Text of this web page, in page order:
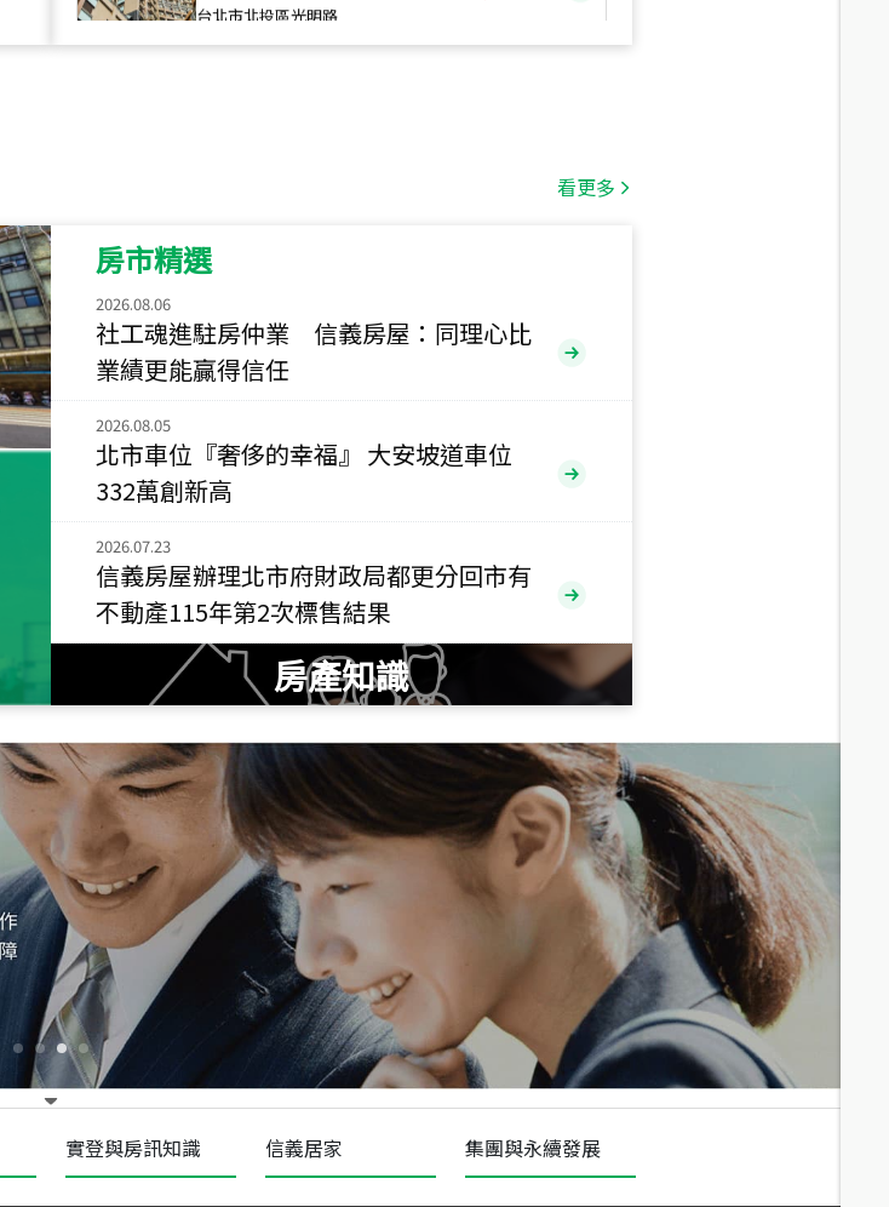
115
新北市永和區環河西路二段
115年07月 成交
央央 5,800萬
115年
小西華 1,938萬
115 年07 月 成交
捷豹
台北市中山區長春路
總價
115年07月 成交
十泉十美
台北市北投區光明路
總價
1,020萬
年 07 月 成交
四維天廈
新竹市新竹市四維路
總價
490萬
115 月 成交
菁英典藏
新竹市新竹市慈祥路
1,808
看更多
房市精選
2026.08.06
社工魂進駐房仲業 信義房屋：同理心比
業績更能贏得信任
2026.08.05
北市車位『奢侈的幸福』 大安坡道車位
332萬創新高
2026.07.23
信義房屋辦理北市府財政局都更分回市有
不動產115年第2次標售結果
房產知識
實登與房訊知識 信義居家 集團與永續發展